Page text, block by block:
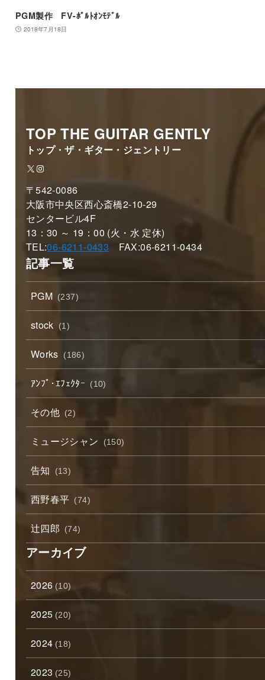
PGM製作 FV-ﾎﾞﾙﾄｵﾝﾓﾃﾞﾙ
2018年7月18日
TOP THE GUITAR GENTLY
トップ・ザ・ギター・ジェントリー
X Instagram
〒542-0086
大阪市中央区西心斎橋2-10-29
センタービル4F
13：30 ～ 19：00 (火・水 定休)
TEL:06-6211-0433 FAX:06-6211-0434
記事一覧
PGM (237)
stock (1)
Works (186)
ｱﾝﾌﾟ･ｴﾌｪｸﾀｰ (10)
その他 (2)
ミュージシャン (150)
告知 (13)
西野春平 (74)
辻四郎 (74)
アーカイブ
2026 (10)
2025 (20)
2024 (18)
2023 (25)